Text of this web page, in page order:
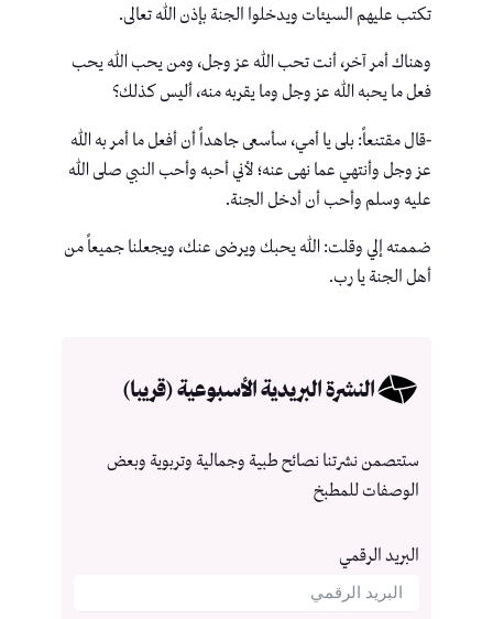
تكتب عليهم السيئات ويدخلوا الجنة بإذن الله تعالى.
وهناك أمر آخر، أنت تحب الله عز وجل، ومن يحب الله يحب
فعل ما يحبه الله عز وجل وما يقربه منه، أليس كذلك؟
-قال مقتنعاً: بلى يا أمي، سأسعى جاهداً أن أفعل ما أمر به الله
عز وجل وأنتهي عما نهى عنه؛ لأني أحبه وأحب النبي صلى الله
عليه وسلم وأحب أن أدخل الجنة.
ضممته إلي وقلت: الله يحبك ويرضى عنك، ويجعلنا جميعاً من
أهل الجنة يا رب.
النشرة البريدية الأسبوعية (قريبا)
ستتصمن نشرتنا نصائح طبية وجمالية وتربوية وبعض
الوصفات للمطبخ
البريد الرقمي